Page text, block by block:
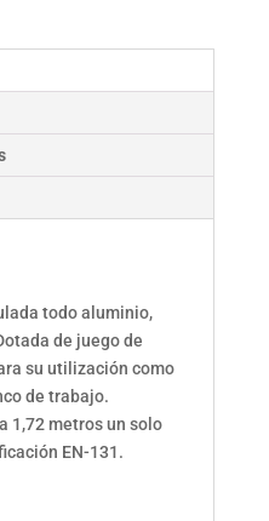
todo aluminio,
de juego de
su utilización como
de trabajo.
1,72 metros un solo
EN-131.